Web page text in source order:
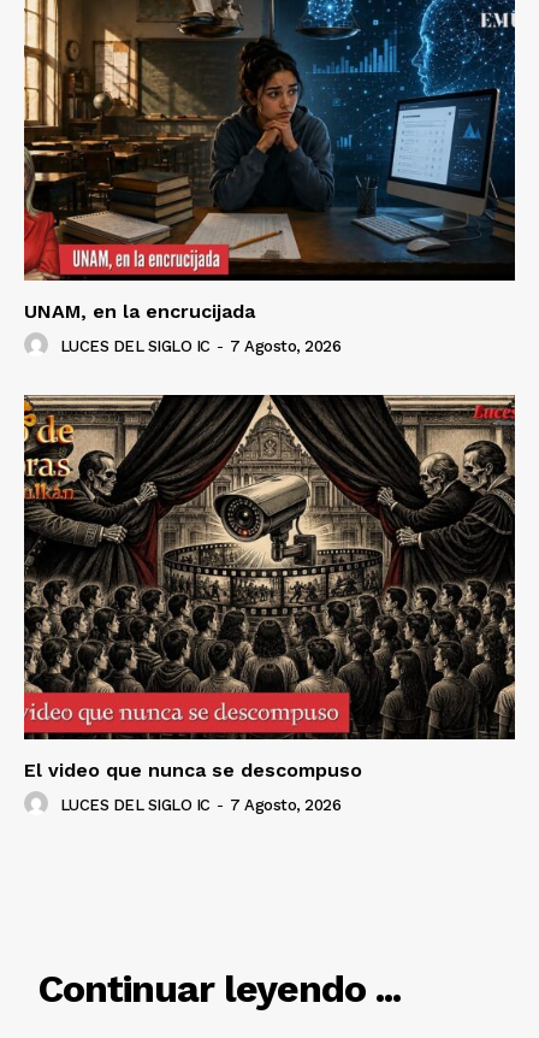
Luces
Del Siglo
UNAM, en la encrucijada
LUCES DEL SIGLO IC - 7 Agosto, 2026
El video que nunca se descompuso
LUCES DEL SIGLO IC - 7 Agosto, 2026
Continuar leyendo ...
RELACIONADO